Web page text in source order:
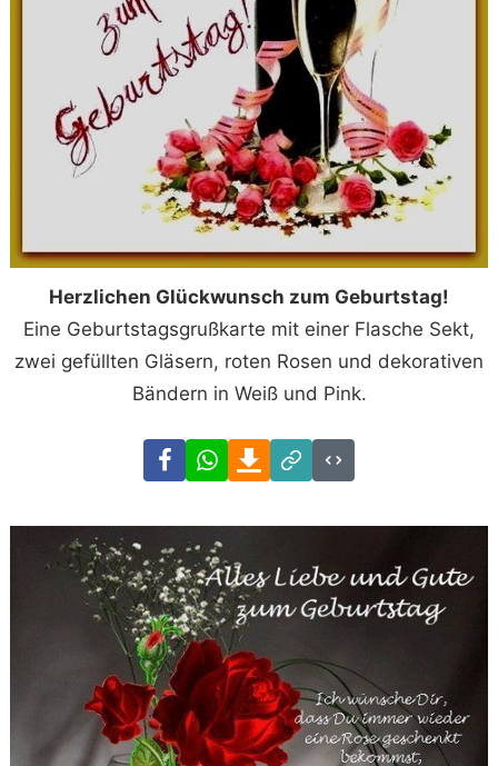
Herzlichen Glückwunsch zum Geburtstag!
Eine Geburtstagsgrußkarte mit einer Flasche Sekt,
zwei gefüllten Gläsern, roten Rosen und dekorativen
Bändern in Weiß und Pink.
FacebookWhatsAppDownload
Link
Code